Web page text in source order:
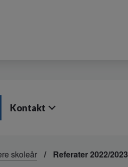
Kontakt
skoleår Referater 2022/2023